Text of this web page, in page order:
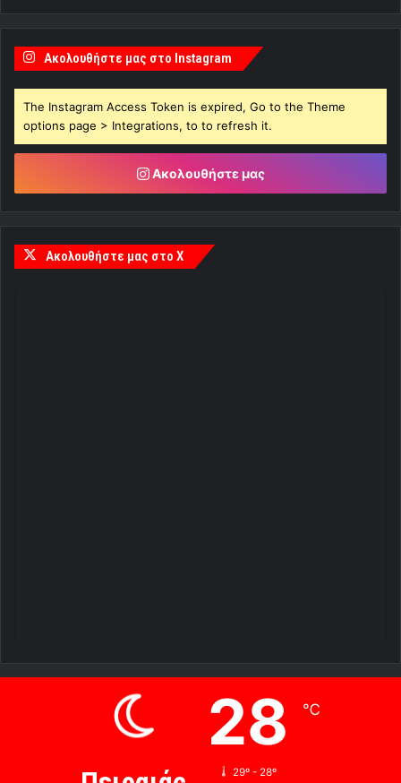
Ακολουθήστε μας στο Instagram
The Instagram Access Token is expired, Go to the Theme
options page > Integrations, to to refresh it.
Ακολουθήστε μας
Ακολουθήστε μας στο X
28 ℃
29º - 28º